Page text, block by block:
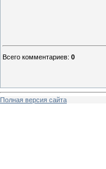
Всего комментариев: 0
Полная версия сайта